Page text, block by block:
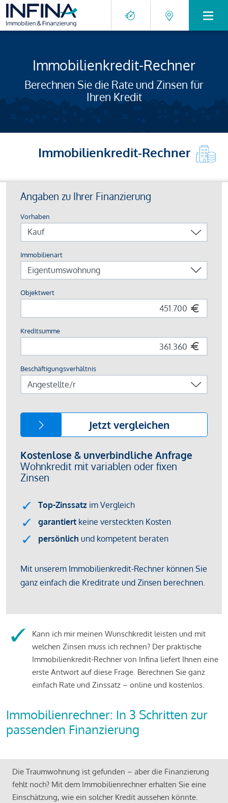
Immobilienkredit-Rechner
Berechnen Sie die Rate und Zinsen für
Ihren Kredit
Immobilienkredit-Rechner
Kann ich mir meinen Wunschkredit leisten und mit
welchen Zinsen muss ich rechnen? Der praktische
Immobilienkredit-Rechner von Infina liefert Ihnen eine
erste Antwort auf diese Frage. Berechnen Sie ganz
einfach Rate und Zinssatz – online und kostenlos.
Immobilienrechner: In 3 Schritten zur
passenden Finanzierung
Die Traumwohnung ist gefunden – aber die Finanzierung
fehlt noch? Mit dem Immobilienrechner erhalten Sie eine
Einschätzung, wie ein solcher Kredit aussehen könnte.